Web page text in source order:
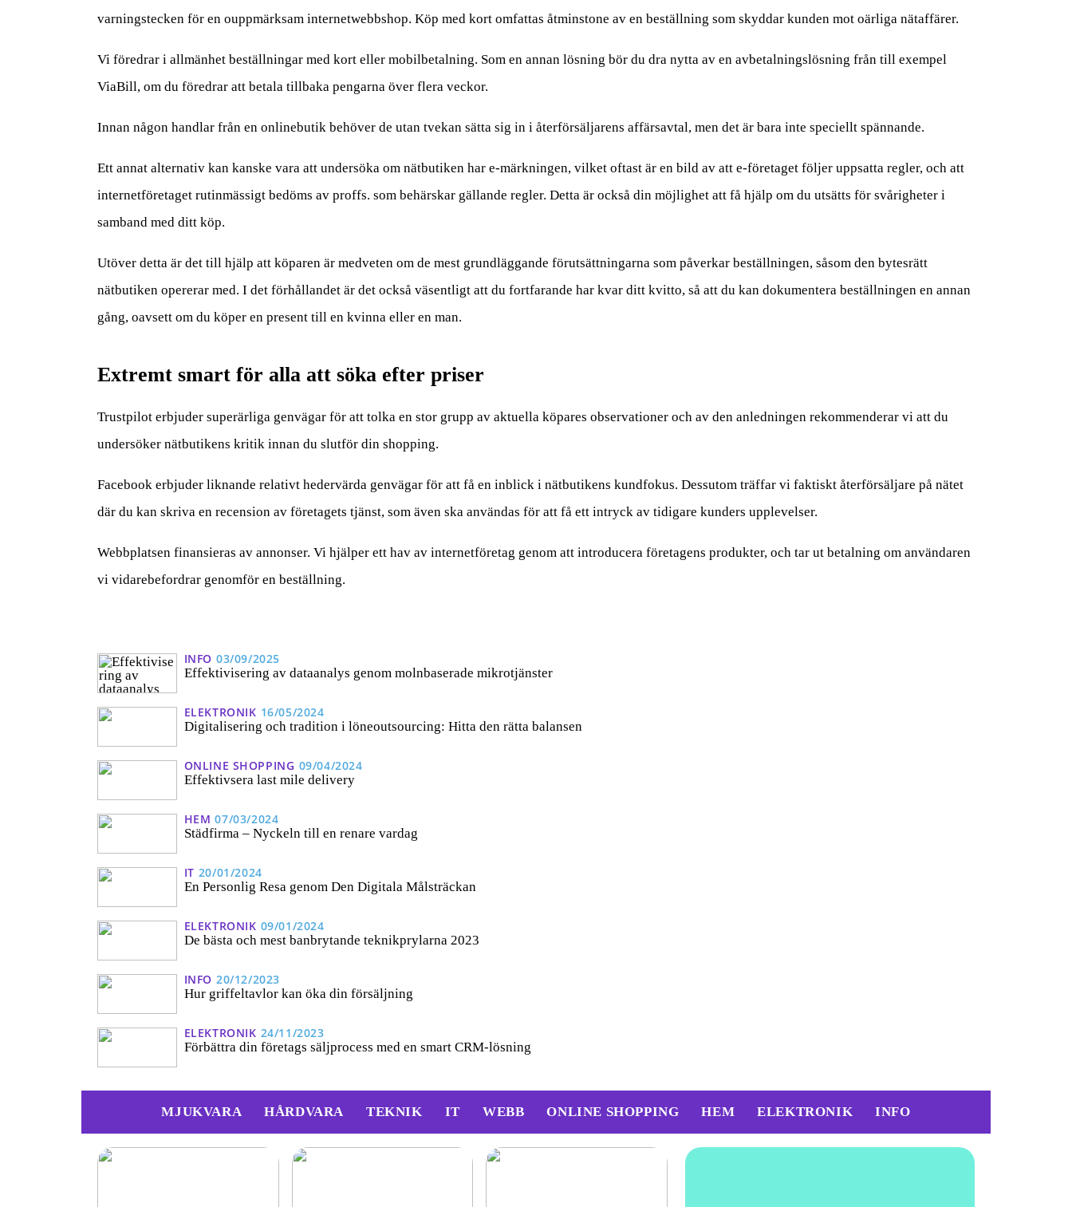
varningstecken för en ouppmärksam internetwebbshop. Köp med kort omfattas åtminstone av en beställning som skyddar kunden mot oärliga nätaffärer.
Vi föredrar i allmänhet beställningar med kort eller mobilbetalning. Som en annan lösning bör du dra nytta av en avbetalningslösning från till exempel
ViaBill, om du föredrar att betala tillbaka pengarna över flera veckor.
Innan någon handlar från en onlinebutik behöver de utan tvekan sätta sig in i återförsäljarens affärsavtal, men det är bara inte speciellt spännande.
Ett annat alternativ kan kanske vara att undersöka om nätbutiken har e-märkningen, vilket oftast är en bild av att e-företaget följer uppsatta regler, och att
internetföretaget rutinmässigt bedöms av proffs. som behärskar gällande regler. Detta är också din möjlighet att få hjälp om du utsätts för svårigheter i
samband med ditt köp.
Utöver detta är det till hjälp att köparen är medveten om de mest grundläggande förutsättningarna som påverkar beställningen, såsom den bytesrätt
nätbutiken opererar med. I det förhållandet är det också väsentligt att du fortfarande har kvar ditt kvitto, så att du kan dokumentera beställningen en annan
gång, oavsett om du köper en present till en kvinna eller en man.
Extremt smart för alla att söka efter priser
Trustpilot erbjuder superärliga genvägar för att tolka en stor grupp av aktuella köpares observationer och av den anledningen rekommenderar vi att du
undersöker nätbutikens kritik innan du slutför din shopping.
Facebook erbjuder liknande relativt hedervärda genvägar för att få en inblick i nätbutikens kundfokus. Dessutom träffar vi faktiskt återförsäljare på nätet
där du kan skriva en recension av företagets tjänst, som även ska användas för att få ett intryck av tidigare kunders upplevelser.
Webbplatsen finansieras av annonser. Vi hjälper ett hav av internetföretag genom att introducera företagens produkter, och tar ut betalning om användaren
vi vidarebefordrar genomför en beställning.
INFO 03/09/2025
Effektivisering av dataanalys genom molnbaserade mikrotjänster
ELEKTRONIK 16/05/2024
Digitalisering och tradition i löneoutsourcing: Hitta den rätta balansen
ONLINE SHOPPING 09/04/2024
Effektivsera last mile delivery
HEM 07/03/2024
Städfirma – Nyckeln till en renare vardag
IT 20/01/2024
En Personlig Resa genom Den Digitala Målsträckan
ELEKTRONIK 09/01/2024
De bästa och mest banbrytande teknikprylarna 2023
INFO 20/12/2023
Hur griffeltavlor kan öka din försäljning
ELEKTRONIK 24/11/2023
Förbättra din företags säljprocess med en smart CRM-lösning
MJUKVARA HÅRDVARA TEKNIK IT WEBB ONLINE SHOPPING HEM ELEKTRONIK INFO